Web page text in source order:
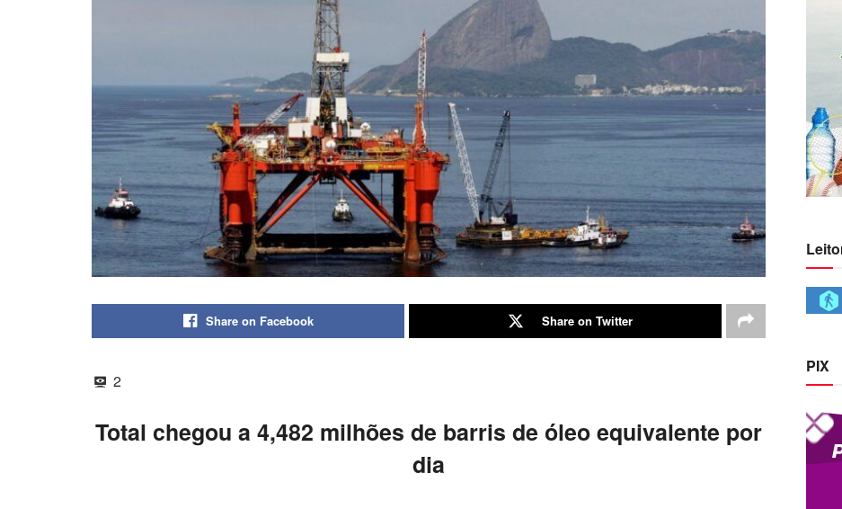
Share on Facebook Share on Twitter
2
Total chegou a 4,482 milhões de barris de óleo equivalente por
dia
PIX